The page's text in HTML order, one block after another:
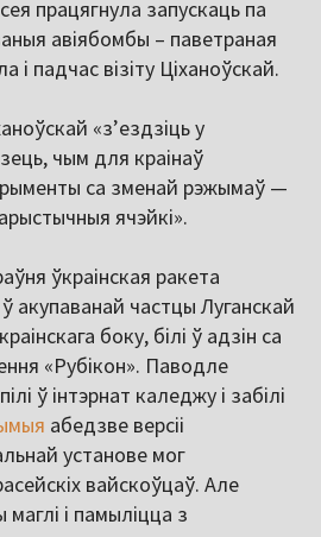
працягнула запускаць па
авіябомбы – паветраная
і падчас візіту Ціханоўскай.
«з’ездзіць у
чым для краінаў
са зменай рэжымаў —
ячэйкі».
ўкраінская ракета
акупаванай частцы Луганскай
боку, білі ў адзін са
«Рубікон». Паводле
ў інтэрнат каледжу і забілі
абедзве версіі
установе мог
вайскоўцаў. Але
маглі і памыліцца з